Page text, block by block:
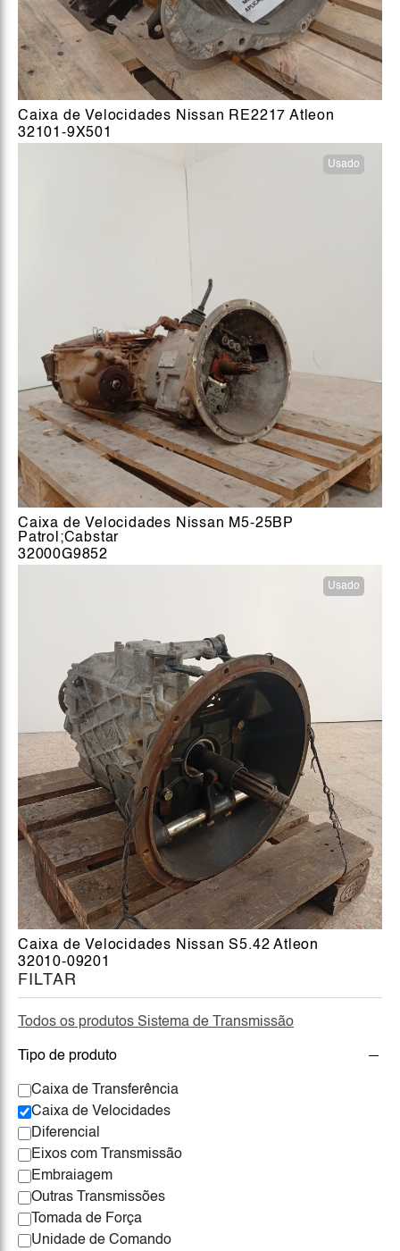
FILTAR
Todos os produtos Sistema de Transmissão
Tipo de produto
Caixa de Transferência
Caixa de Velocidades
Diferencial
Eixos com Transmissão
Embraiagem
Outras Transmissões
Tomada de Força
Unidade de Comando
Caixa de Velocidades Nissan RE2217 Atleon
32101-9X501
Usado
Caixa de Velocidades Nissan M5-25BP
Patrol;Cabstar
32000G9852
Usado
Caixa de Velocidades Nissan S5.42 Atleon
32010-09201